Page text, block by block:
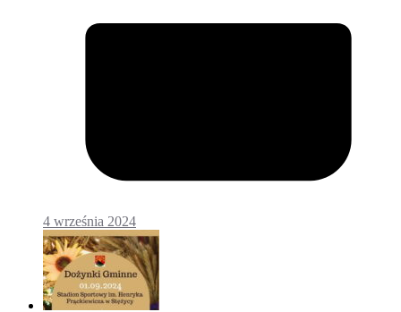
4 września 2024